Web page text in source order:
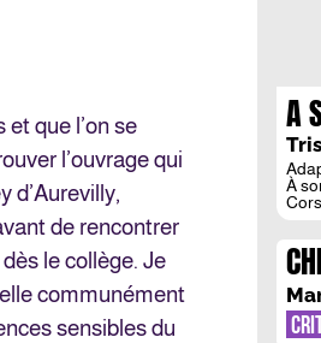
que l’on se
l’ouvrage qui
d’Aurevilly,
de rencontrer
le collège. Je
communément
sensibles du
A
À
par